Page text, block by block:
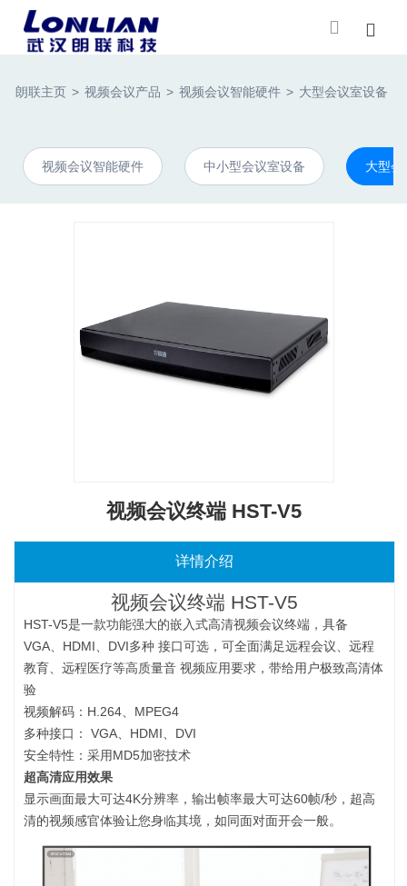
朗联主页 > 视频会议产品 > 视频会议智能硬件 > 大型会议室设备
视频会议智能硬件 中小型会议室设备 大型会
视频会议终端 HST-V5
详情介绍
视频会议终端 HST-V5
HST-V5是一款功能强大的嵌入式高清视频会议终端，具备
VGA、HDMI、DVI多种 接口可选，可全面满足远程会议、远程
教育、远程医疗等高质量音 视频应用要求，带给用户极致高清体
验
视频解码：H.264、MPEG4
多种接口： VGA、HDMI、DVI
安全特性：采用MD5加密技术
超高清应用效果
显示画面最大可达4K分辨率，输出帧率最大可达60帧/秒，超高
清的视频感官体验让您身临其境，如同面对面开会一般。